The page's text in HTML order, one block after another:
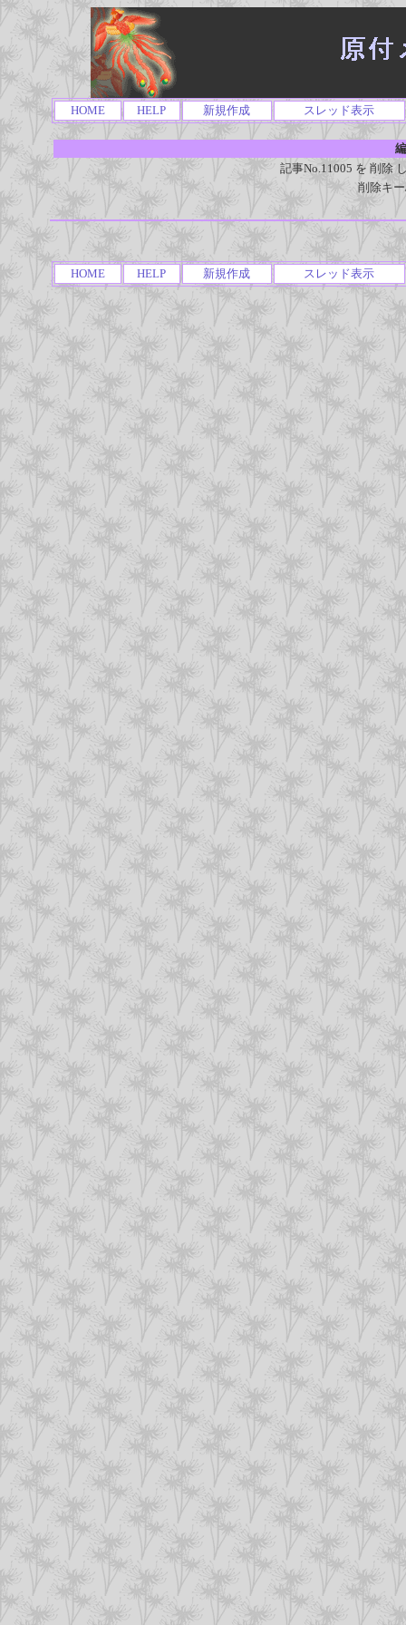
HOME HELP 新規作成 スレッド表示
記事No.11005 を 削除
削除キ
HOME HELP 新規作成 スレッド表示